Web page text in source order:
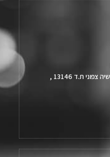
נחל שניר 8 ,יבנה, אזור תעשיה צפוני ת.ד 13146 ,